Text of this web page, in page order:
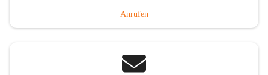
Anrufen